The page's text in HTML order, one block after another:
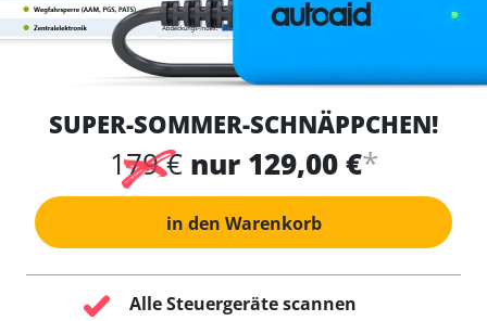
SUPER-SOMMER-SCHNÄPPCHEN!
179 € nur 129,00 €*
in den Warenkorb
Alle Steuergeräte scannen